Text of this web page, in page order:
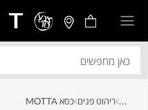
... ריהוט פנים כסא MOTTA